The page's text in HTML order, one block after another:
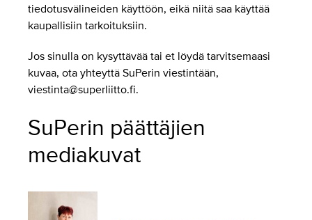
tiedotusvälineiden käyttöön, eikä niitä saa käyttää
kaupallisiin tarkoituksiin.
Jos sinulla on kysyttävää tai et löydä tarvitsemaasi
kuvaa, ota yhteyttä SuPerin viestintään,
viestinta@superliitto.fi.
SuPerin päättäjien
mediakuvat